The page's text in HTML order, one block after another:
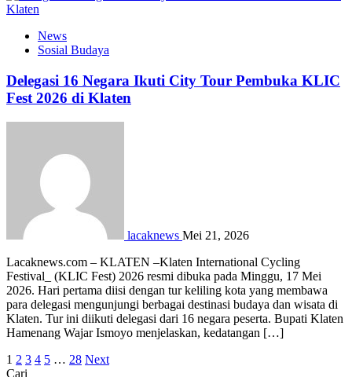
News
Sosial Budaya
Delegasi 16 Negara Ikuti City Tour Pembuka KLIC
Fest 2026 di Klaten
lacaknews Mei 21, 2026
Lacaknews.com – KLATEN –Klaten International Cycling
Festival_ (KLIC Fest) 2026 resmi dibuka pada Minggu, 17 Mei
2026. Hari pertama diisi dengan tur keliling kota yang membawa
para delegasi mengunjungi berbagai destinasi budaya dan wisata di
Klaten. Tur ini diikuti delegasi dari 16 negara peserta. Bupati Klaten
Hamenang Wajar Ismoyo menjelaskan, kedatangan […]
Paginasi
1 2 3 4 5 … 28 Next
Cari